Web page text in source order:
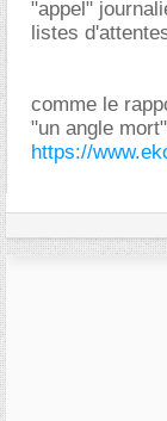
"appel"
listes
comme le
"un angle
https://